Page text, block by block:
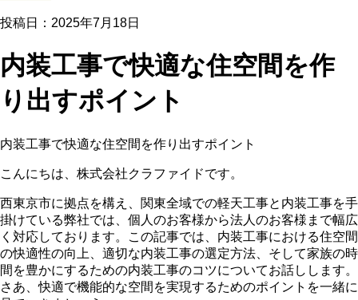
投稿日：2025年7月18日
内装工事で快適な住空間を作
り出すポイント
内装工事で快適な住空間を作り出すポイント
こんにちは、株式会社クラファイドです。
西東京市に拠点を構え、関東全域での軽天工事と内装工事を手
掛けている弊社では、個人のお客様から法人のお客様まで幅広
く対応しております。この記事では、内装工事における住空間
の快適性の向上、適切な内装工事の選定方法、そして家族の時
間を豊かにするための内装工事のコツについてお話しします。
さあ、快適で機能的な空間を実現するためのポイントを一緒に